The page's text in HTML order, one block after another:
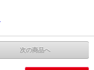
次の商品へ